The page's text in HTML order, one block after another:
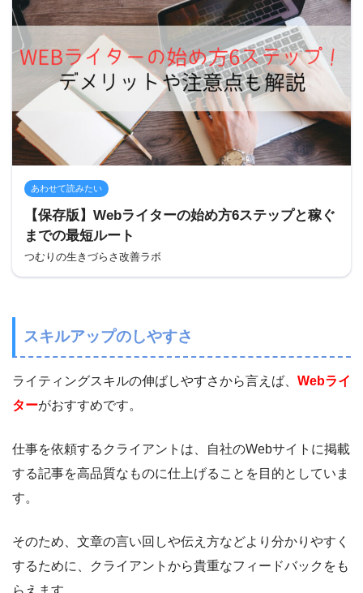
あわせて読みたい
【保存版】Webライターの始め方6ステップと稼ぐ
までの最短ルート
つむりの生きづらさ改善ラボ
スキルアップのしやすさ
ライティングスキルの伸ばしやすさから言えば、 Webライ
ターがおすすめです。
仕事を依頼するクライアントは、自社のWebサイトに掲載
する記事を高品質なものに仕上げることを目的としていま
す。
そのため、文章の言い回しや伝え方などより分かりやすく
するために、クライアントから貴重なフィードバックをも
らえます。